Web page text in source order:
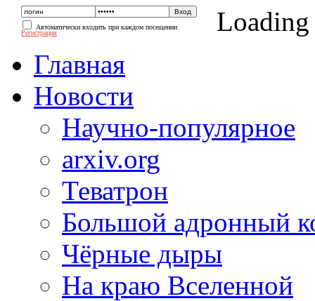
Автоматически входить при каждом посещении
Регистрация
Loading
Главная
Новости
Научно-популярное
arxiv.org
Теватрон
Большой адронный
Чёрные дыры
На краю Вселенной